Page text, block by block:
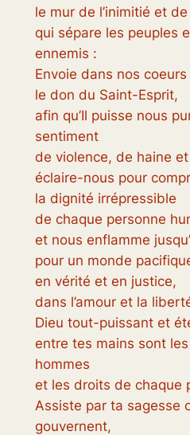
le mur de l’inimitié et de
qui sépare les peuples
ennemis :
Envoie dans nos coeurs
le don du Saint-Esprit,
afin qu’Il puisse nous
sentiment
de violence, de haine
éclaire-nous pour
la dignité irrépressible
de chaque personne
et nous enflamme
pour un monde
en vérité et en justice,
dans l’amour et la
Dieu tout-puissant et
entre tes mains sont
hommes
et les droits de chaque
Assiste par ta sagesse
gouvernent,